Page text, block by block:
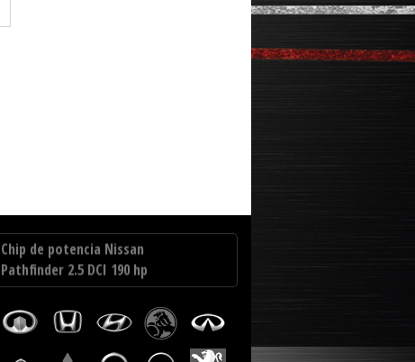
Chip de potencia Nissan
Pathfinder 2.5 DCI 190 hp
Chip de potencia Kia Sportage 2.0
CRDI 112 hp